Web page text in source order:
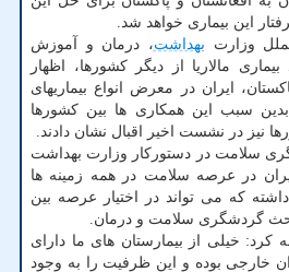
این بیماری خواهد شد.
وزارت بهداشت، درمان و آموزش
مالاریا از دیگر کشورها، اظهار
ایران در معرض انواع بیماریهای
سبب این همکاری ها بین کشورها
نیز در نشست اخیر اقبال نشان دادند.
سلامت در دستورکار وزارت بهداشت
در عرصه سلامت در همه زمینه ها
که می تواند در اختیار عرصه بین
بحث گردشگری سلامت و درمان.
خیلی از بیمارستان های ما دارای
خارجی بوده و این ظرفیت را به وجود